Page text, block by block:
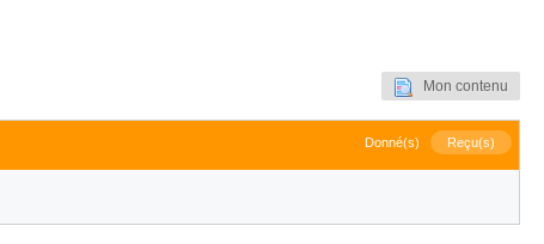
Mon contenu
Donné(s) Reçu(s)